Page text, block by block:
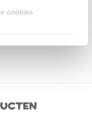
cookies